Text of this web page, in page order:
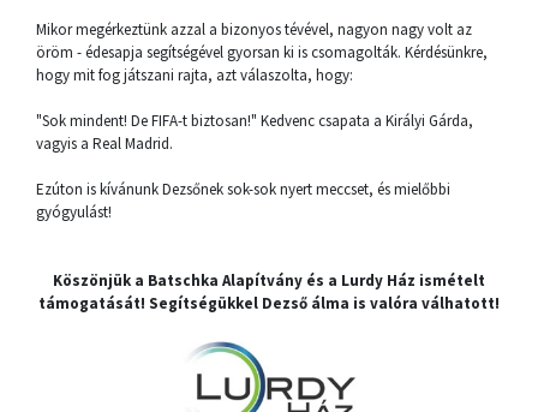
Mikor megérkeztünk azzal a bizonyos tévével, nagyon nagy volt az
öröm - édesapja segítségével gyorsan ki is csomagolták. Kérdésünkre,
hogy mit fog játszani rajta, azt válaszolta, hogy:
"Sok mindent! De FIFA-t biztosan!" Kedvenc csapata a Királyi Gárda,
vagyis a Real Madrid.
Ezúton is kívánunk Dezsőnek sok-sok nyert meccset, és mielőbbi
gyógyulást!
Köszönjük a Batschka Alapítvány és a Lurdy Ház ismételt
támogatását! Segítségükkel Dezső álma is valóra válhatott!